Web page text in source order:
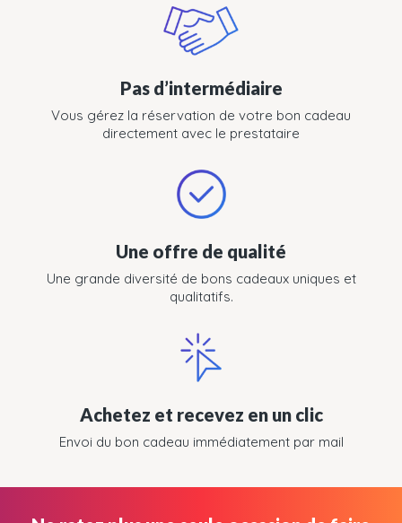
Pas d’intermédiaire
Vous gérez la réservation de votre bon cadeau
directement avec le prestataire
Une offre de qualité
Une grande diversité de bons cadeaux uniques et
qualitatifs.
Achetez et recevez en un clic
Envoi du bon cadeau immédiatement par mail